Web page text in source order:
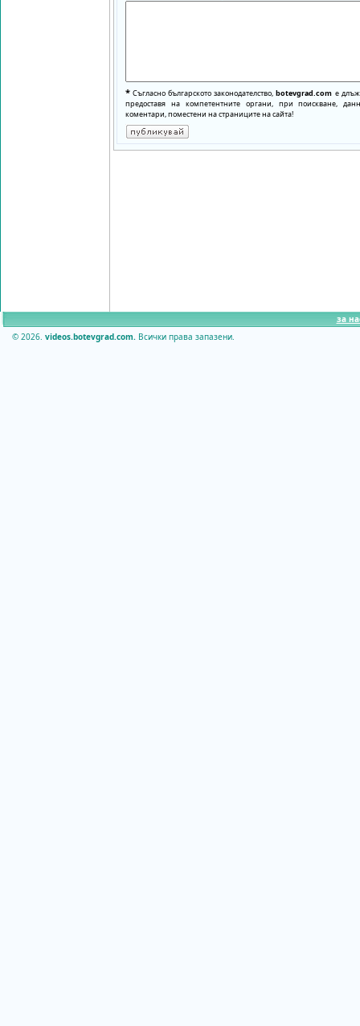
* Съгласно българското законодателство,botevgrad.com е
предоставя на компетентните органи, при поискване,
коментари, поместени на страниците на сайта!
за
© 2026. videos.botevgrad.com. Всички права запазени.